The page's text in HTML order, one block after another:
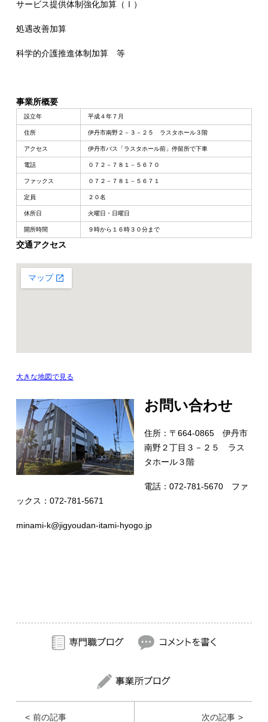
サービス提供体制強化加算（Ⅰ）
処遇改善加算
科学的介護推進体制加算 等
事業所概要
設立年 平成４年７月
住所 伊丹市南野２－３－２５ ラスタホール３階
アクセス 伊丹市バス「ラスタホール前」停留所で下車
電話 ０７２－７８１－５６７０
ファックス ０７２－７８１－５６７１
定員 ２０名
休所日 火曜日・日曜日
開所時間 ９時から１６時３０分まで
交通アクセス
大きな地図で見る
お問い合わせ
住所：〒664-0865 伊丹市
南野２丁目３－２５ ラス
タホール３階
電話：072-781-5670 ファ
ックス：072-781-5671
minami-k@jigyoudan-itami-hyogo.jp
次の記事
前の記事